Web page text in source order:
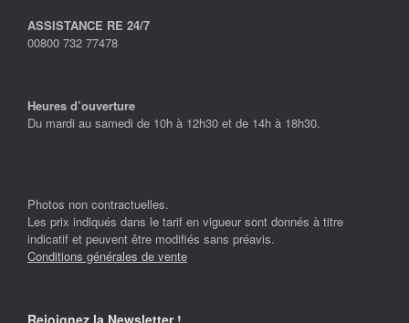
ASSISTANCE RE 24/7
00800 732 77478
Heures d’ouverture
Du mardi au samedi de 10h à 12h30 et de 14h à 18h30.
Photos non contractuelles.
Les prix indiqués dans le tarif en vigueur sont donnés à titre
indicatif et peuvent être modifiés sans préavis.
Conditions générales de vente
Rejoignez la Newsletter !